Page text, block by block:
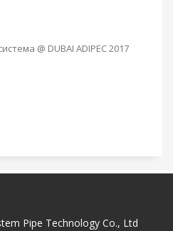
@ DUBAI ADIPEC 2017
Pipe Technology Co., Ltd